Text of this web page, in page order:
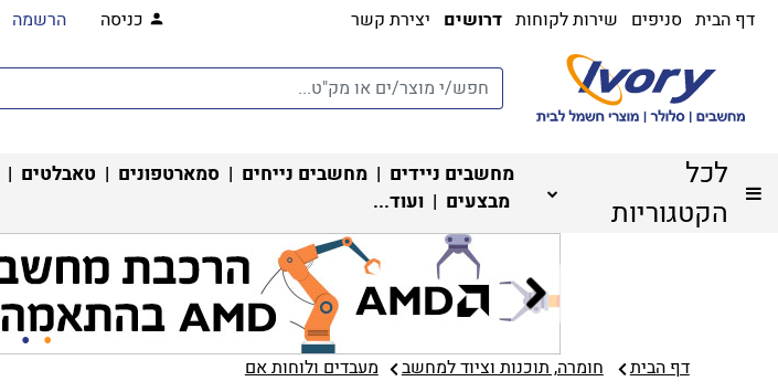
דף הבית סניפים שירות לקוחות דרושים יצירת קשר כניסה הרשמה
לכל
הקטגוריות
מחשבים ניידים | מחשבים נייחים | סמארטפונים | טאבלטים |
מבצעים | ועוד...
דף הבית חומרה, תוכנות וציוד למחשב מעבדים ולוחות אם‏